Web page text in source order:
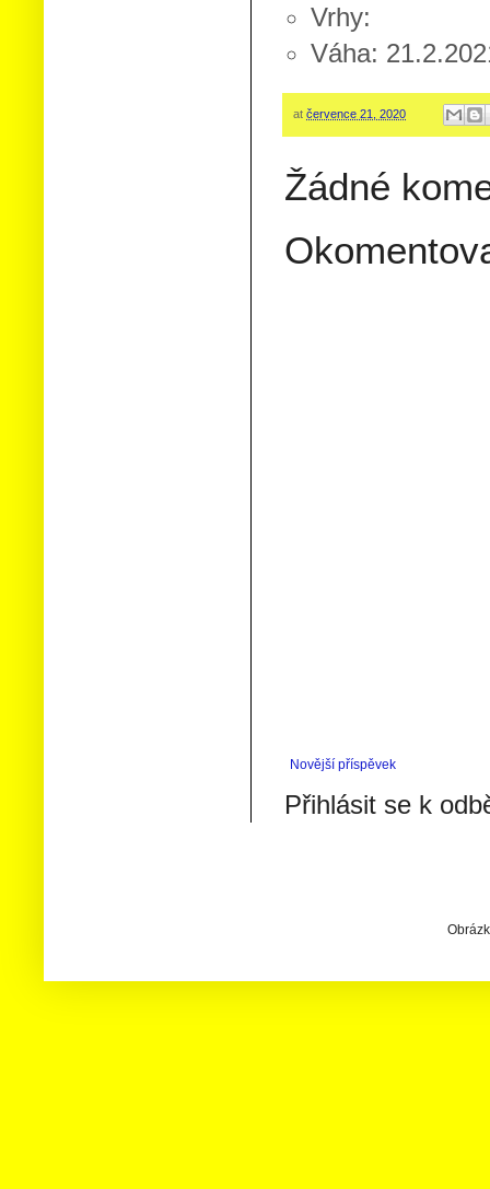
Vrhy:
Váha:
at července 21, 2020
Žádné
Novější příspěvek
Přihlásit se k